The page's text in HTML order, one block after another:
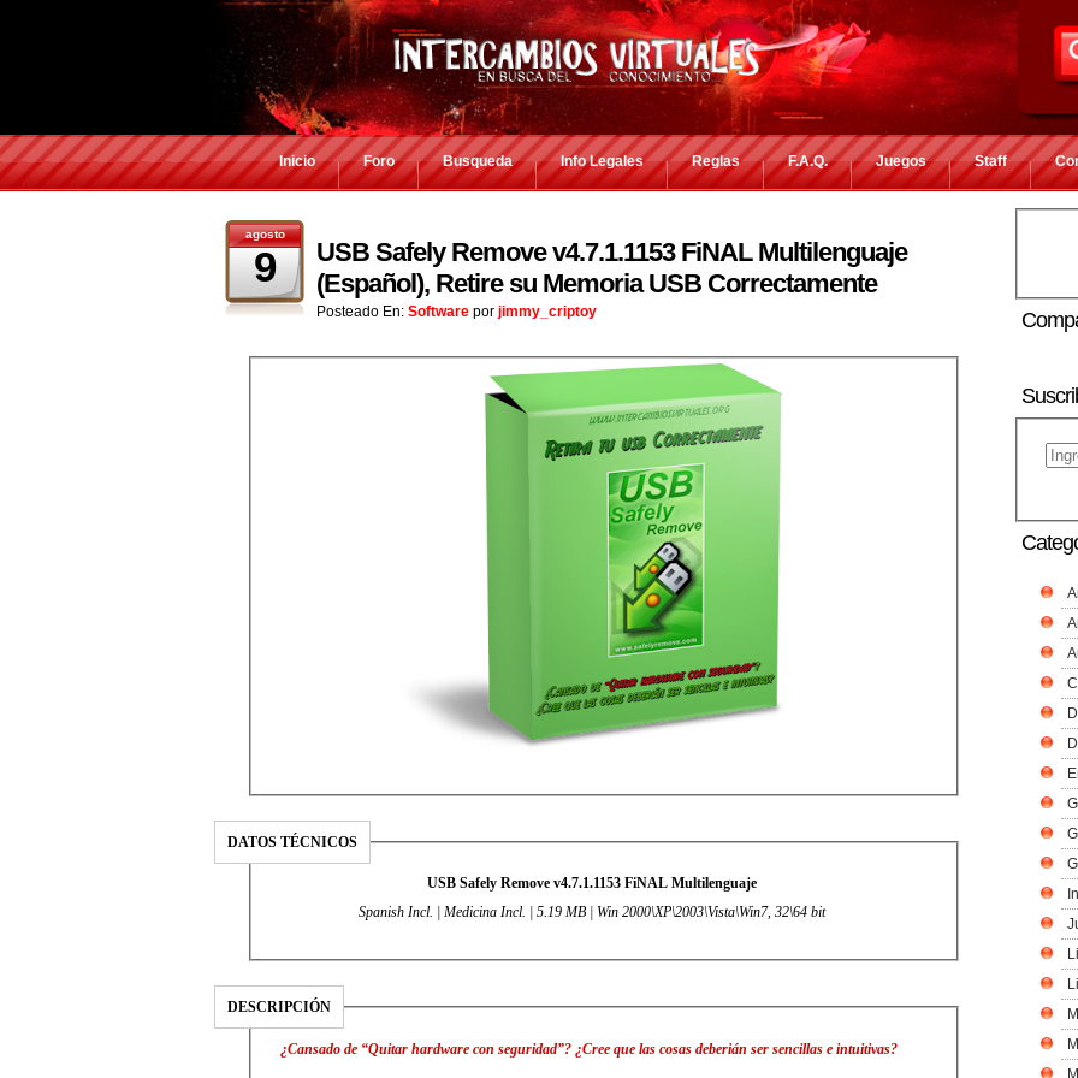
Inicio Foro Busqueda Info Legales Reglas F.A.Q. Juegos Staff
agosto
9
USB Safely Remove v4.7.1.1153 FiNAL Multilenguaje
(Español), Retire su Memoria USB Correctamente
Posteado En: Software por jimmy_criptoy
DATOS TÉCNICOS
USB Safely Remove v4.7.1.1153 FiNAL Multilenguaje
Spanish Incl. | Medicina Incl. | 5.19 MB | Win 2000\XP\2003\Vista\Win7, 32\64 bit
DESCRIPCIÓN
¿Cansado de “Quitar hardware con seguridad”? ¿Cree que las cosas deberián ser sencillas e intuitivas?